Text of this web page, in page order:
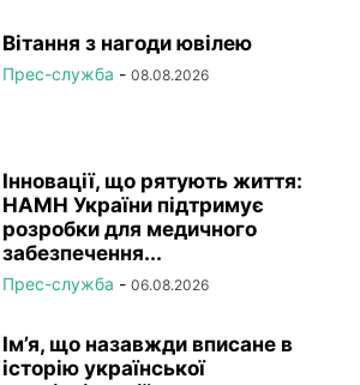
Вітання з нагоди ювілею
Прес-служба - 08.08.2026
Інновації, що рятують життя:
НАМН України підтримує
розробки для медичного
забезпечення...
Прес-служба - 06.08.2026
Ім’я, що назавжди вписане в
історію української